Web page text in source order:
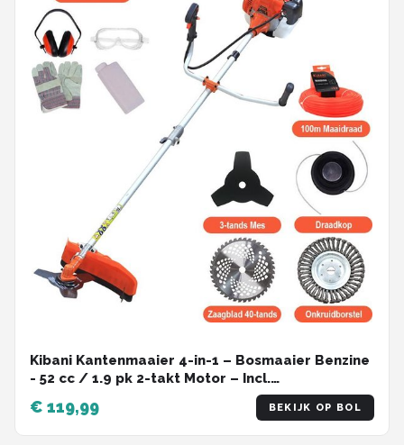
Kibani Kantenmaaier 4-in-1 – Bosmaaier Benzine
- 52 cc / 1.9 pk 2-takt Motor – Incl.
Onkruidborstel ,Maaidraad, Zaagblad 40-tands
en Veiligheidsset
€ 119,99 BEKIJK OP BOL